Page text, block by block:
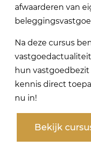
afwaarderen van
Na deze cursus
hun
kennis direct
nu in!
Bekijk